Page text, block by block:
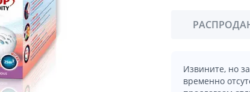
Извините, но
временно